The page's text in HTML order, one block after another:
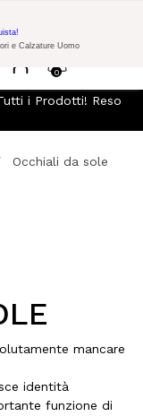
0
e Calzature Uomo
i Prodotti! Reso
Occhiali da sole
mancare
identità
funzione di